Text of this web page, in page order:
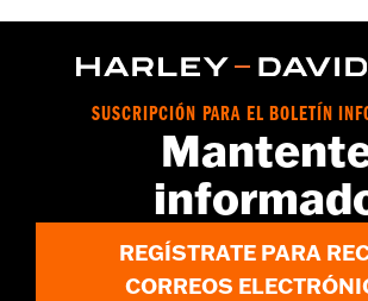
Anchura:19.3 Inches
d.com/warrantypara más información
SUSCRIPCIÓN PARA EL BOLETÍN
REGÍSTRATE PARA
CORREOS